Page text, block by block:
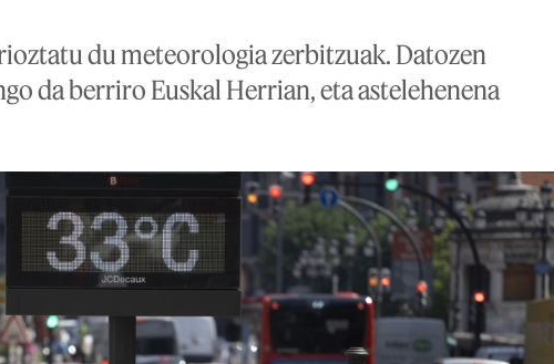
du meteorologia zerbitzuak. Datozen
da berriro Euskal Herrian, eta astelehenena